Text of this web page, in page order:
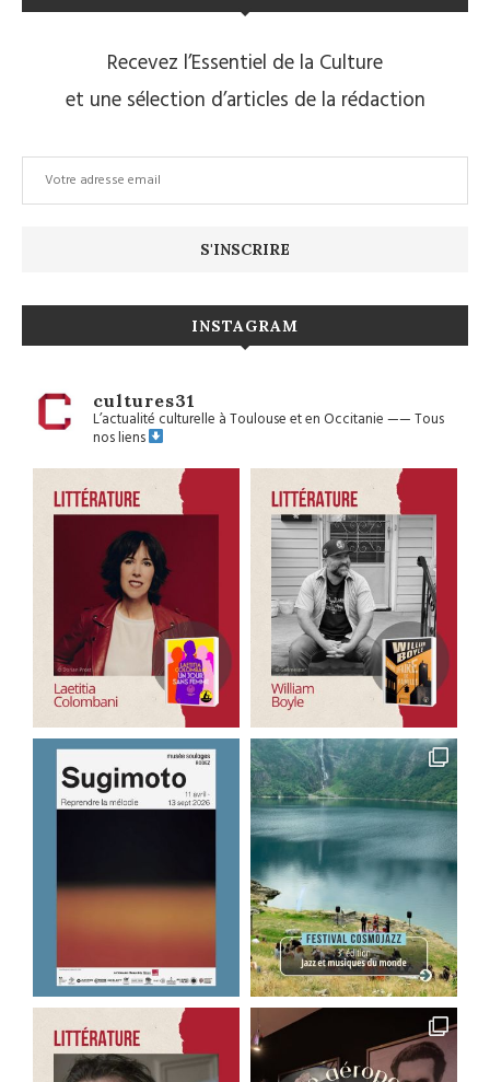
Recevez l’Essentiel de la Culture
et une sélection d’articles de la rédaction
INSTAGRAM
cultures31
L’actualité culturelle à Toulouse et en Occitanie——Tous
nos liens